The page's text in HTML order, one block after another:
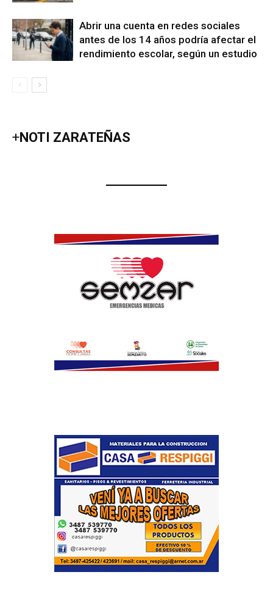
Abrir una cuenta en redes sociales
antes de los 14 años podría afectar el
rendimiento escolar, según un estudio
+NOTI ZARATEÑAS